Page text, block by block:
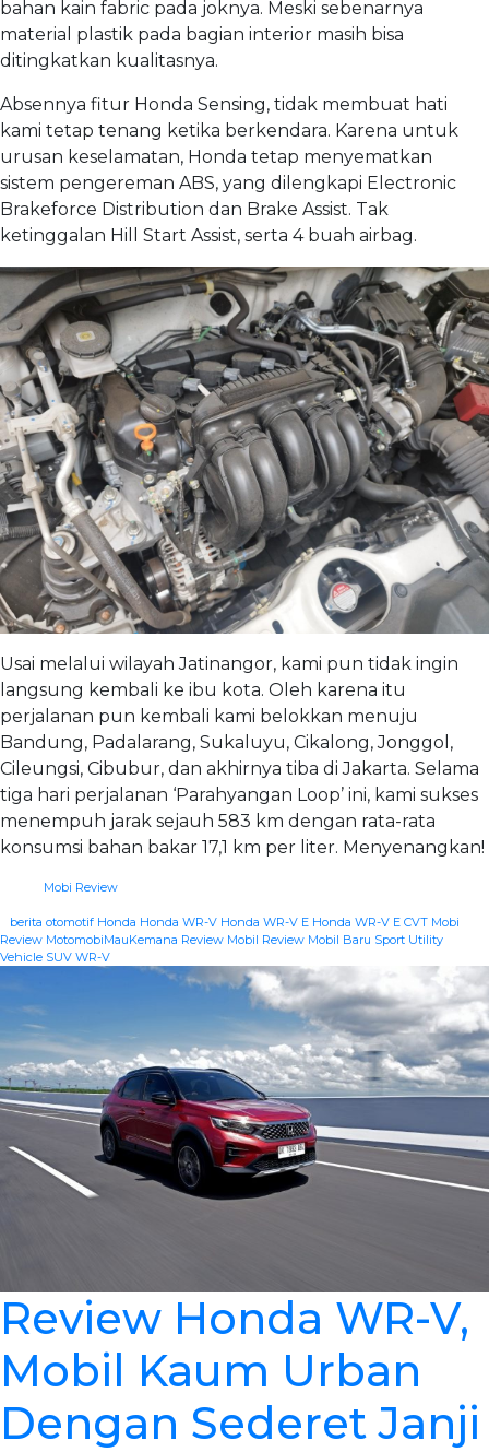
bahan kain fabric pada joknya. Meski sebenarnya
material plastik pada bagian interior masih bisa
ditingkatkan kualitasnya.
Absennya fitur Honda Sensing, tidak membuat hati
kami tetap tenang ketika berkendara. Karena untuk
urusan keselamatan, Honda tetap menyematkan
sistem pengereman ABS, yang dilengkapi Electronic
Brakeforce Distribution dan Brake Assist. Tak
ketinggalan Hill Start Assist, serta 4 buah airbag.
Usai melalui wilayah Jatinangor, kami pun tidak ingin
langsung kembali ke ibu kota. Oleh karena itu
perjalanan pun kembali kami belokkan menuju
Bandung, Padalarang, Sukaluyu, Cikalong, Jonggol,
Cileungsi, Cibubur, dan akhirnya tiba di Jakarta. Selama
tiga hari perjalanan ‘Parahyangan Loop’ ini, kami sukses
menempuh jarak sejauh 583 km dengan rata-rata
konsumsi bahan bakar 17,1 km per liter. Menyenangkan!
Mobi Review
berita otomotif Honda Honda WR-V Honda WR-V E Honda WR-V E CVT Mobi
Review MotomobiMauKemana Review Mobil Review Mobil Baru Sport Utility
Vehicle SUV WR-V
Review Honda WR-V,
Mobil Kaum Urban
Dengan Sederet Janji